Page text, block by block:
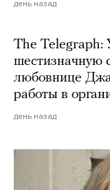
день назад
The
шестизначную
любовнице
работы в
день назад